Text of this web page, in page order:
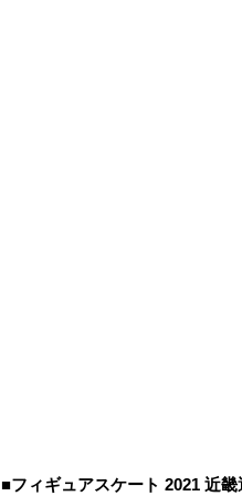
■フィギュアスケート 2021 近